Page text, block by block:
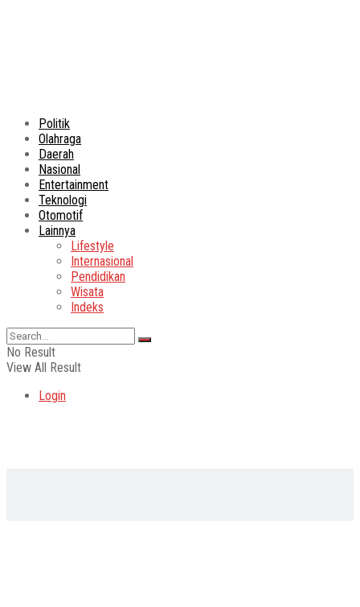
Politik
Olahraga
Daerah
Nasional
Entertainment
Teknologi
Otomotif
Lainnya
Lifestyle
Internasional
Pendidikan
Wisata
Indeks
No Result
View All Result
Login